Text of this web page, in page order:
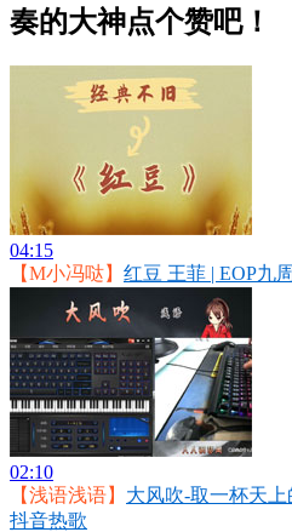
奏的大神点个赞吧！
04:15
【M小冯哒】 红豆 王菲 | EOP九
02:10
【浅语浅语】 大风吹-取一杯天
抖音热歌